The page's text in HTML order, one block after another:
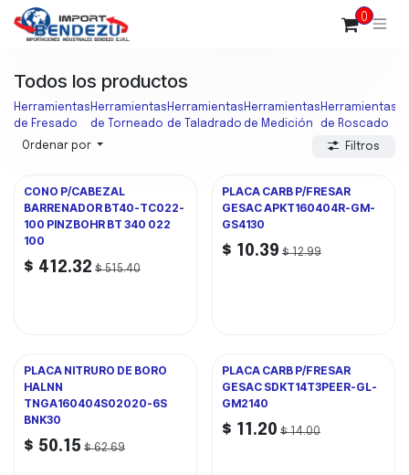
Ir al contenido
0
Todos los productos
Herramientas
de Fresado
Herramientas
de Torneado
Herramientas
de Taladrado
Herramientas
de Medición
Herramientas
de Roscado
Ordenar por
Filtros
CONO P/CABEZAL
BARRENADOR BT40-TC022-
100 PINZBOHR BT 340 022
100
$ 412.32 $515.40
PLACA CARB P/FRESAR
GESAC APKT160404R-GM-
GS4130
$ 10.39 $12.99
PLACA NITRURO DE BORO
HALNN
TNGA160404S02020-6S
BNK30
$ 50.15 $62.69
PLACA CARB P/FRESAR
GESAC SDKT14T3PEER-GL-
GM2140
$ 11.20 $14.00